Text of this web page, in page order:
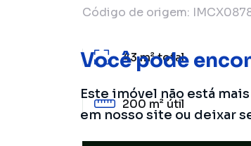
Você pode
Este imóvel não está
em nosso site ou deixar
Código de origem:
43 m²total
200 m² útil